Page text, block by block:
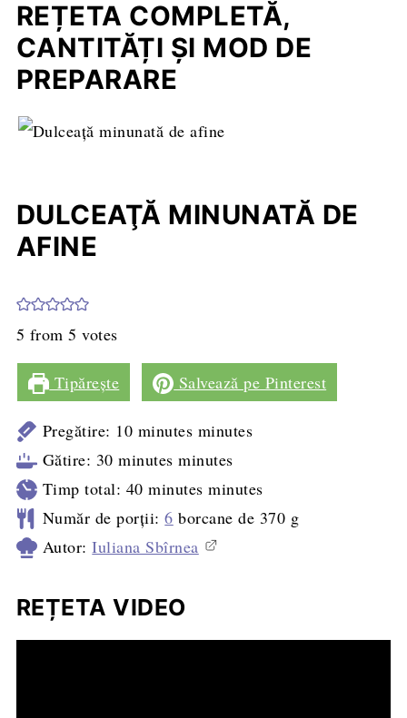
REȚETA COMPLETĂ,
CANTITĂȚI ȘI MOD DE
PREPARARE
DULCEAŢĂ MINUNATĂ DE
AFINE
5 from5 votes
Tipărește Salvează pe Pinterest
Pregătire: 10 minutes minutes
Gătire: 30 minutes minutes
Timp total: 40 minutes minutes
Număr de porții:6 borcane de 370 g
Autor:Iuliana Sbîrnea
REȚETA VIDEO